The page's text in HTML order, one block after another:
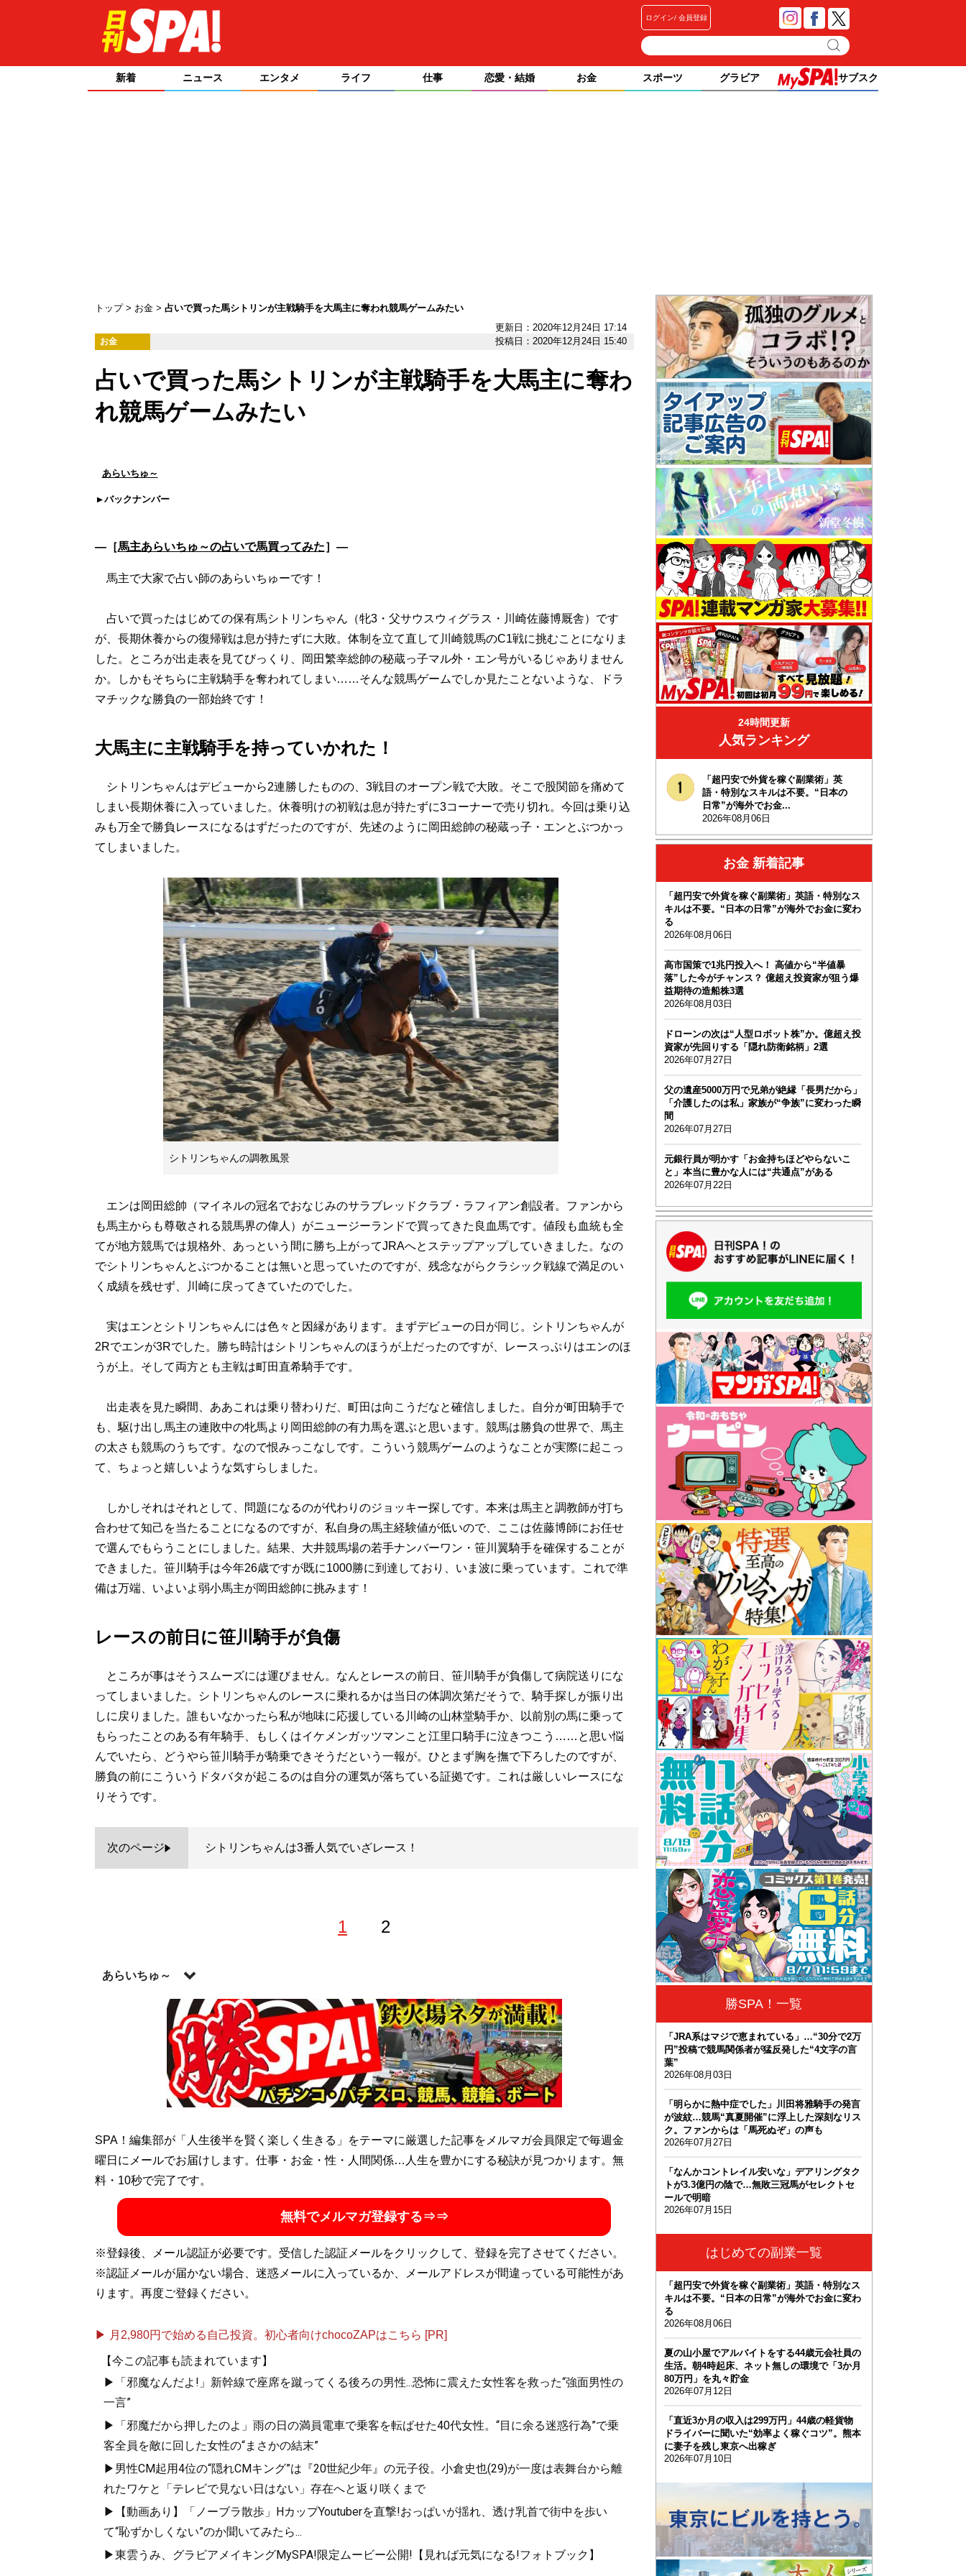
ログイン 会員登録
新着 ニュース エンタメ ライフ 仕事 恋愛・結婚 お金 スポーツ グラビア サブスク
トップ お金
占いで買った馬シトリンが主戦騎手を大馬主に奪われ競馬ゲームみたい
更新日：2020年12月24日 17:14
お金 投稿日：2020年12月24日 15:40
占いで買った馬シトリンが主戦騎手を大馬主に奪わ
れ競馬ゲームみたい
あらいちゅ～
バックナンバー
―［馬主あらいちゅ～の占いで馬買ってみた］―
馬主で大家で占い師のあらいちゅーです！
占いで買ったはじめての保有馬シトリンちゃん（牝3・父サウスウィグラス・川崎佐藤博厩舎）です
が、長期休養からの復帰戦は息が持たずに大敗。体制を立て直して川崎競馬のC1戦に挑むことになりま
した。ところが出走表を見てびっくり、岡田繁幸総帥の秘蔵っ子マル外・エン号がいるじゃありません
か。しかもそちらに主戦騎手を奪われてしまい……そんな競馬ゲームでしか見たことないような、ドラ
マチックな勝負の一部始終です！
大馬主に主戦騎手を持っていかれた！
シトリンちゃんはデビューから2連勝したものの、3戦目のオープン戦で大敗。そこで股関節を痛めて
しまい長期休養に入っていました。休養明けの初戦は息が持たずに3コーナーで売り切れ。今回は乗り込
みも万全で勝負レースになるはずだったのですが、先述のように岡田総帥の秘蔵っ子・エンとぶつかっ
てしまいました。
シトリンちゃんの調教風景
エンは岡田総帥（マイネルの冠名でおなじみのサラブレッドクラブ・ラフィアン創設者。ファンから
も馬主からも尊敬される競馬界の偉人）がニュージーランドで買ってきた良血馬です。値段も血統も全
てが地方競馬では規格外、あっという間に勝ち上がってJRAへとステップアップしていきました。なの
でシトリンちゃんとぶつかることは無いと思っていたのですが、残念ながらクラシック戦線で満足のい
く成績を残せず、川崎に戻ってきていたのでした。
実はエンとシトリンちゃんには色々と因縁があります。まずデビューの日が同じ。シトリンちゃんが
2Rでエンが3Rでした。勝ち時計はシトリンちゃんのほうが上だったのですが、レースっぷりはエンのほ
うが上。そして両方とも主戦は町田直希騎手です。
出走表を見た瞬間、ああこれは乗り替わりだ、町田は向こうだなと確信しました。自分が町田騎手で
も、駆け出し馬主の連敗中の牝馬より岡田総帥の有力馬を選ぶと思います。競馬は勝負の世界で、馬主
の太さも競馬のうちです。なので恨みっこなしです。こういう競馬ゲームのようなことが実際に起こっ
て、ちょっと嬉しいような気すらしました。
しかしそれはそれとして、問題になるのが代わりのジョッキー探しです。本来は馬主と調教師が打ち
合わせて知己を当たることになるのですが、私自身の馬主経験値が低いので、ここは佐藤博師にお任せ
で選んでもらうことにしました。結果、大井競馬場の若手ナンバーワン・笹川翼騎手を確保することが
できました。笹川騎手は今年26歳ですが既に1000勝に到達しており、いま波に乗っています。これで準
備は万端、いよいよ弱小馬主が岡田総帥に挑みます！
レースの前日に笹川騎手が負傷
ところが事はそうスムーズには運びません。なんとレースの前日、笹川騎手が負傷して病院送りにな
ってしまいました。シトリンちゃんのレースに乗れるかは当日の体調次第だそうで、騎手探しが振り出
しに戻りました。誰もいなかったら私が地味に応援している川崎の山林堂騎手か、以前別の馬に乗って
もらったことのある有年騎手、もしくはイケメンガッツマンこと江里口騎手に泣きつこう……と思い悩
んでいたら、どうやら笹川騎手が騎乗できそうだという一報が。ひとまず胸を撫で下ろしたのですが、
勝負の前にこういうドタバタが起こるのは自分の運気が落ちている証拠です。これは厳しいレースにな
りそうです。
次のページ シトリンちゃんは3番人気でいざレース！
1 2
あらいちゅ～
氷河期世代ど真ん中の生まれ。馬主で占い師で大家で零細企業の経営者。副業と投資と占いで「普通の
人でも馬を持てる！」ことを証明するべく奮闘中。占いは四柱推命・紫微斗数をメインでやっていま
@araichuu
SPA！編集部が「人生後半を賢く楽しく生きる」をテーマに厳選した記事をメルマガ会員限定で毎週金
曜日にメールでお届けします。仕事・お金・性・人間関係…人生を豊かにする秘訣が見つかります。無
料・10秒で完了です。
無料でメルマガ登録する⇒⇒
※登録後、メール認証が必要です。受信した認証メールをクリックして、登録を完了させてください。
※認証メールが届かない場合、迷惑メールに入っているか、メールアドレスが間違っている可能性があ
ります。再度ご登録ください。
▶ 月2,980円で始める自己投資。初心者向けchocoZAPはこちら [PR]
【今この記事も読まれています】
▶「邪魔なんだよ!」新幹線で座席を蹴ってくる後ろの男性...恐怖に震えた女性客を救った“強面男性の
一言”
▶「邪魔だから押したのよ」雨の日の満員電車で乗客を転ばせた40代女性。“目に余る迷惑行為”で乗
客全員を敵に回した女性の“まさかの結末”
▶男性CM起用4位の“隠れCMキング”は『20世紀少年』の元子役。小倉史也(29)が一度は表舞台から離
れたワケと「テレビで見ない日はない」存在へと返り咲くまで
▶【動画あり】「ノーブラ散歩」HカップYoutuberを直撃!おっぱいが揺れ、透け乳首で街中を歩い
て“恥ずかしくない”のか聞いてみたら...
▶東雲うみ、グラビアメイキングMySPA!限定ムービー公開!【見れば元気になる!フォトブック】
24時間更新
人気ランキング
「超円安で外貨を稼ぐ副業術」英
語・特別なスキルは不要。“日本の
日常”が海外でお金...
2026年08月06日
お金 新着記事
「超円安で外貨を稼ぐ副業術」英語・特別なス
キルは不要。“日本の日常”が海外でお金に変わ
る
2026年08月06日
高市国策で1兆円投入へ！ 高値から“半値暴
落”した今がチャンス？ 億超え投資家が狙う爆
益期待の造船株3選
2026年08月03日
ドローンの次は“人型ロボット株”か。億超え投
資家が先回りする「隠れ防衛銘柄」2選
2026年07月27日
父の遺産5000万円で兄弟が絶縁「長男だから」
「介護したのは私」家族が“争族”に変わった瞬
間
2026年07月27日
元銀行員が明かす「お金持ちほどやらないこ
と」本当に豊かな人には“共通点”がある
2026年07月22日
勝SPA！一覧
「JRA系はマジで恵まれている」…“30分で2万
円”投稿で競馬関係者が猛反発した“4文字の言
葉”
2026年08月03日
「明らかに熱中症でした」川田将雅騎手の発言
が波紋…競馬“真夏開催”に浮上した深刻なリス
ク。ファンからは「馬死ぬぞ」の声も
2026年07月27日
「なんかコントレイル安いな」デアリングタク
トが3.3億円の陰で…無敗三冠馬がセレクトセ
ールで明暗
2026年07月15日
はじめての副業一覧
「超円安で外貨を稼ぐ副業術」英語・特別なス
キルは不要。“日本の日常”が海外でお金に変わ
る
2026年08月06日
夏の山小屋でアルバイトをする44歳元会社員の
生活。朝4時起床、ネット無しの環境で「3か月
80万円」を丸々貯金
2026年07月12日
「直近3か月の収入は299万円」44歳の軽貨物
ドライバーに聞いた“効率よく稼ぐコツ”。熊本
に妻子を残し東京へ出稼ぎ
2026年07月10日